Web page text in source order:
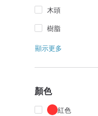
木頭
樹脂
顯示更多
顏色
紅色